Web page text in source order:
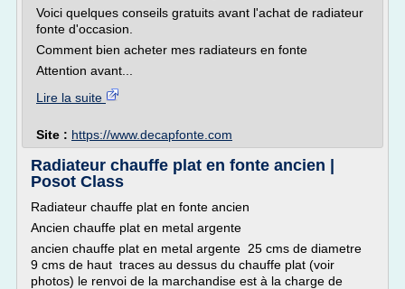
Voici quelques conseils gratuits avant l'achat de radiateur
fonte d'occasion.
Comment bien acheter mes radiateurs en fonte
Attention avant...
Lire la suite
Site : https://www.decapfonte.com
Radiateur chauffe plat en fonte ancien |
Posot Class
Radiateur chauffe plat en fonte ancien
Ancien chauffe plat en metal argente
ancien chauffe plat en metal argente 25 cms de diametre
9 cms de haut traces au dessus du chauffe plat (voir
photos) le renvoi de la marchandise est à la charge de